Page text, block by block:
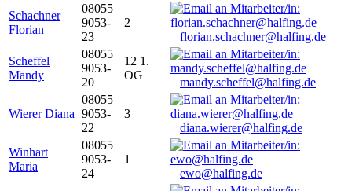
Schachner
Florian
08055
9053-
23
2
florian.schachner@halfing.de
Scheffel
Mandy
08055
9053-
20
12 1.
OG
mandy.scheffel@halfing.de
Wierer Diana
08055
9053-
22
3
diana.wierer@halfing.de
Winhart
Maria
08055
9053-
24
1
ewo@halfing.de